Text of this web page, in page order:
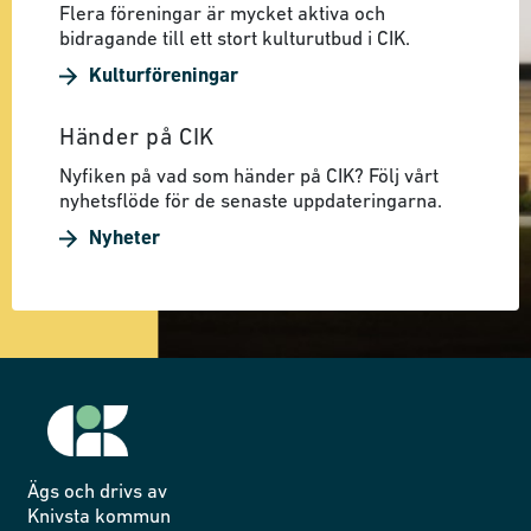
Flera föreningar är mycket aktiva och
bidragande till ett stort kulturutbud i CIK.
Kulturföreningar
Händer på CIK
Nyfiken på vad som händer på CIK? Följ vårt
nyhetsflöde för de senaste uppdateringarna.
Nyheter
Ägs och drivs av
Knivsta kommun